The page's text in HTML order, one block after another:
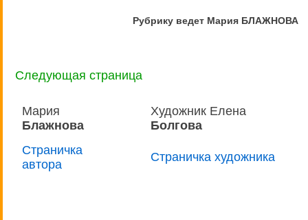
Рубрику ведет Мария БЛАЖНОВА
Следующая страница
Мария
Блажнова
Художник Елена
Болгова
Страничка
автора
Страничка художника